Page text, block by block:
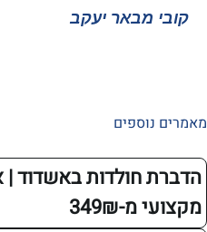
יעקב
באשדוד | אבי